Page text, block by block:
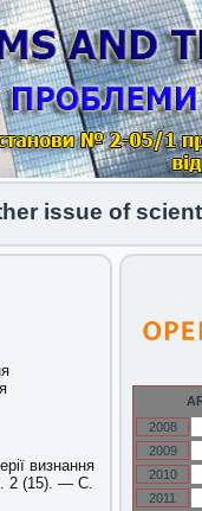
issue of
визнання
2 (15). — С.
2008
2009
2010
2011